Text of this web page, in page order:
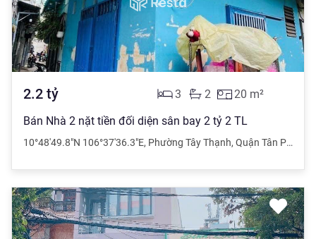
2.2 tỷ 20 m²
2
3
Bán Nhà 2 nặt tiền đối diện sân bay 2 tỷ 2 TL
10°48'49.8"N 106°37'36.3"E, Phường Tây Thạnh, Quận Tân Phú